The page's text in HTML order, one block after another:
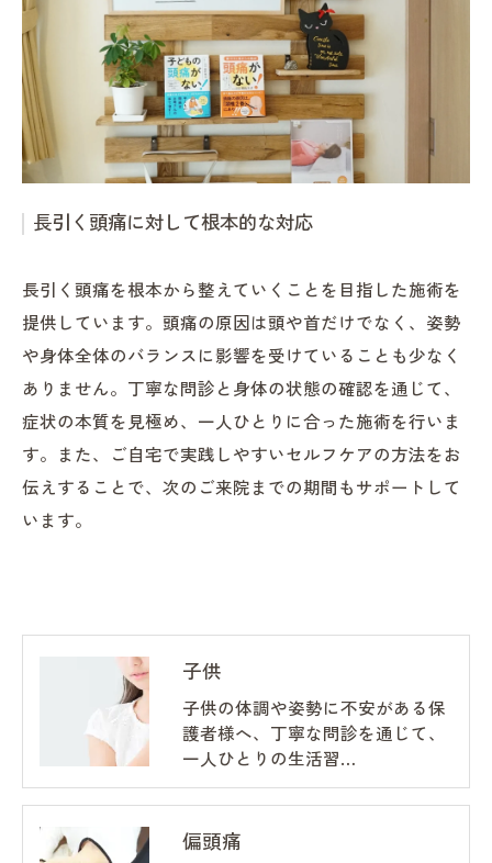
長引く頭痛に対して根本的な対応
長引く頭痛を根本から整えていくことを目指した施術を
提供しています。頭痛の原因は頭や首だけでなく、姿勢
や身体全体のバランスに影響を受けていることも少なく
ありません。丁寧な問診と身体の状態の確認を通じて、
症状の本質を見極め、一人ひとりに合った施術を行いま
す。また、ご自宅で実践しやすいセルフケアの方法をお
伝えすることで、次のご来院までの期間もサポートして
います。
子供
子供の体調や姿勢に不安がある保
護者様へ、丁寧な問診を通じて、
一人ひとりの生活習…
偏頭痛